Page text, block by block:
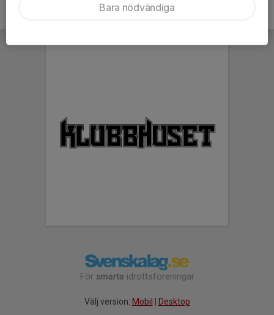
För smarta idrottsföreningar
Välj version: Mobil Desktop
Bara nödvändiga